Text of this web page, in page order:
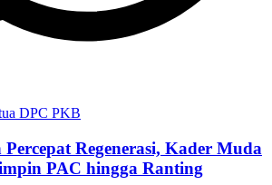
Regenerasi, Kader Muda
PAC hingga Ranting